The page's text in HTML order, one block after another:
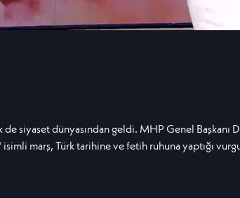
siyaset dünyasından geldi. MHP Genel Başkanı
marş, Türk tarihine ve fetih ruhuna yaptığı